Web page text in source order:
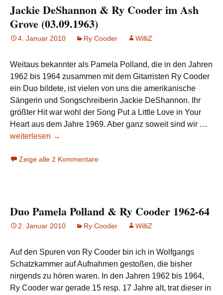
Healer
Jackie DeShannon & Ry Cooder im Ash
Grove (03.09.1963)
4. Januar 2010 Ry Cooder WilliZ
Weitaus bekannter als Pamela Polland, die in den Jahren
1962 bis 1964 zusammen mit dem Gitarristen Ry Cooder
ein Duo bildete, ist vielen von uns die amerikanische
Sängerin und Songschreiberin Jackie DeShannon. Ihr
größter Hit war wohl der Song Put a Little Love in Your
Heart aus dem Jahre 1969. Aber ganz soweit sind wir …
weiterlesen →
Zeige alle 2 Kommentare
Duo Pamela Polland & Ry Cooder 1962-64
2. Januar 2010 Ry Cooder WilliZ
Auf den Spuren von Ry Cooder bin ich in Wolfgangs
Schatzkammer auf Aufnahmen gestoßen, die bisher
nirgends zu hören waren. In den Jahren 1962 bis 1964,
Ry Cooder war gerade 15 resp. 17 Jahre alt, trat dieser in